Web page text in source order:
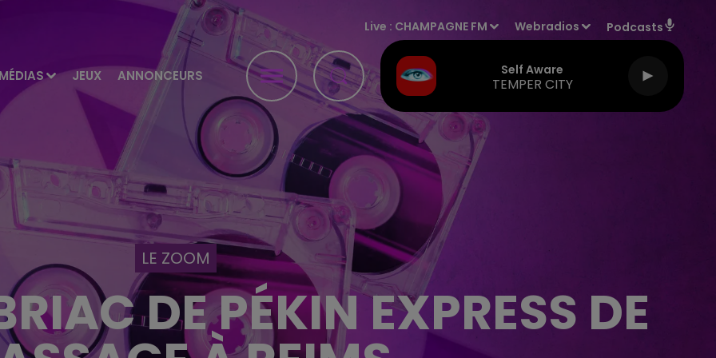
JEUX ANNONCEURS
Live : CHAMPAGNE FM Webradios Podcasts
Self Aware
TEMPER CITY
LE ZOOM
DE PÉKIN EXPRESS DE